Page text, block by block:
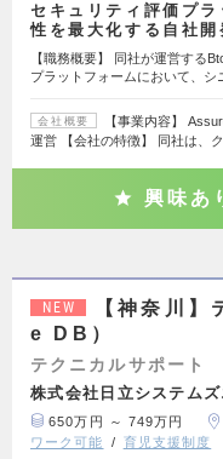
セキュリティ評価プ
性を最大化する自社
【職務概要】 同社が運営する
プラットフォームにおいて、シ
会社概要
【事業内容】
運営 【会社の特徴】 同社は、
興味あ
NEW
【神奈川
e DB）
テクニカルサポート
株式会社日立システム
650万円 ～ 749万円
ワーク可能
育児支援制度